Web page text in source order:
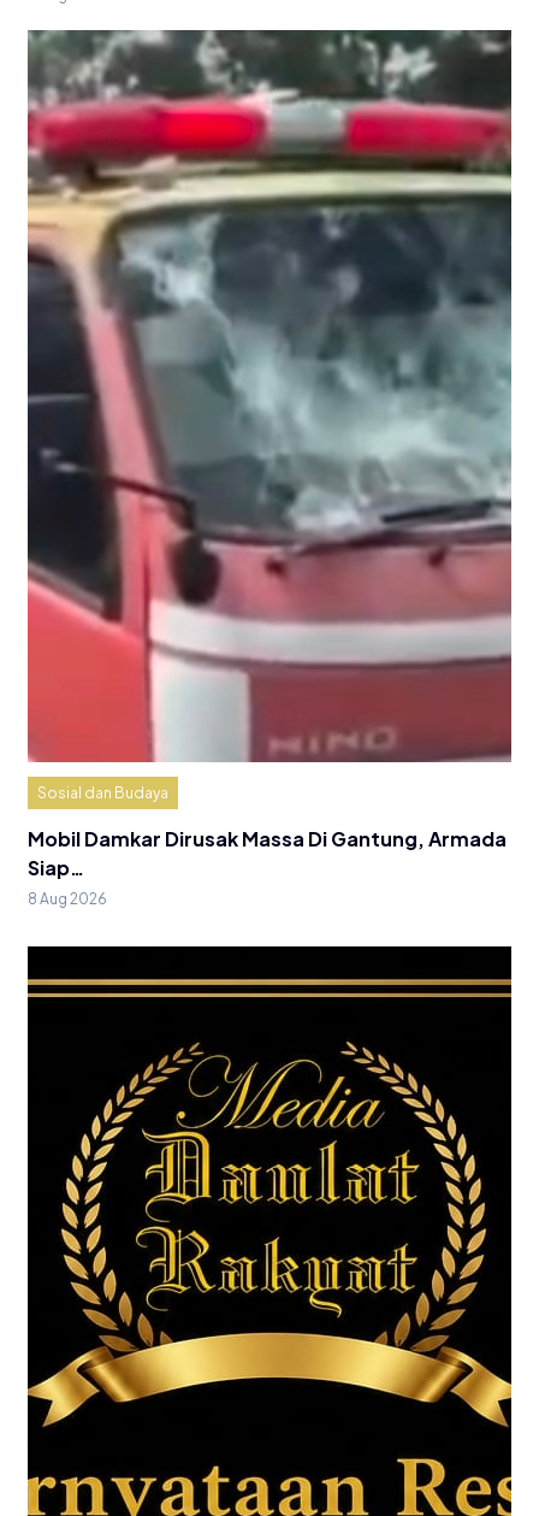
Sosial dan Budaya
Mobil Damkar Dirusak Massa Di Gantung, Armada
Siap…
8 Aug 2026